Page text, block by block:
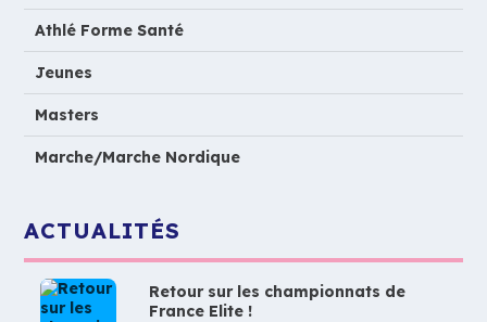
Athlé Forme Santé
Jeunes
Masters
Marche/Marche Nordique
ACTUALITÉS
Retour sur les championnats de
France Elite !